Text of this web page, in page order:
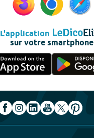
L'application
sur votre smartphone